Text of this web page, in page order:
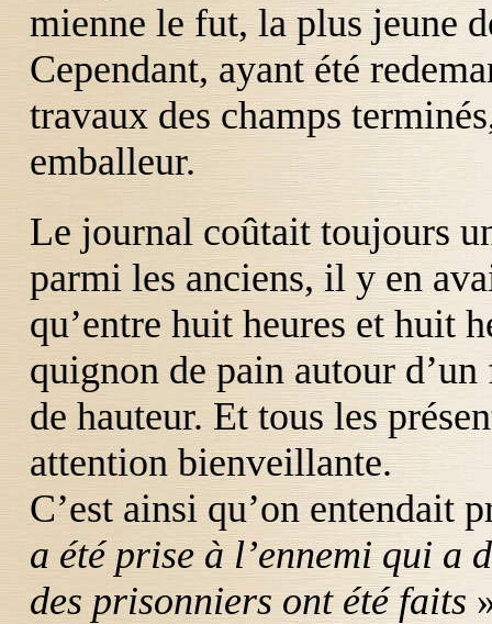
mienne le fut, la plus jeune
Cependant, ayant été
travaux des champs
emballeur.
Le journal coûtait toujours
parmi les anciens, il y en
qu’entre huit heures et huit
quignon de pain autour
de hauteur. Et tous les
attention bienveillante.
C’est ainsi qu’on entendait
a été prise à l’ennemi qui a
des prisonniers ont été faits